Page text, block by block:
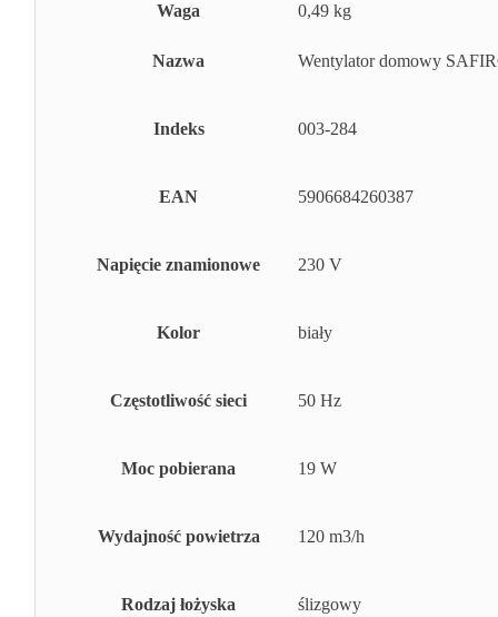
Waga 0,49 kg
Nazwa Wentylator domowy
Indeks 003-284
EAN 5906684260387
Napięcie znamionowe 230 V
Kolor biały
Częstotliwość sieci 50 Hz
Moc pobierana 19 W
Wydajność powietrza 120 m3/h
Rodzaj łożyska ślizgowy